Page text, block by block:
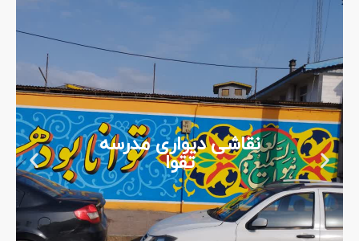
نقاشی دیواری مدرسه
تقوا